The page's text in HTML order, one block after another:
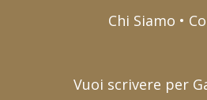
Chi Siamo •
Vuoi scrivere per